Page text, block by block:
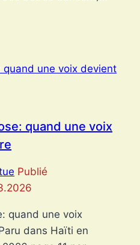
quand une voix
Publié
quand une voix
dans Haïti en